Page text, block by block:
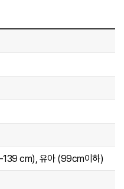
cm), 유아 (99cm이하)